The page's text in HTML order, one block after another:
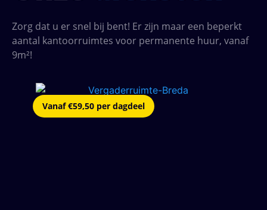
Zorg dat u er snel bij bent! Er zijn maar een beperkt
aantal kantoorruimtes voor permanente huur, vanaf
9m²!
Vanaf €59,50 per dagdeel